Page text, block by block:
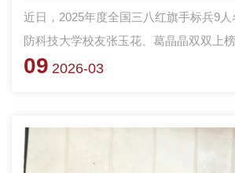
近日，2025年度全国三八红旗手标兵9人
防科技大学校友张玉花、葛晶晶双双上
辰探月逐火，一位观天测海保障打赢，
09 2026-03